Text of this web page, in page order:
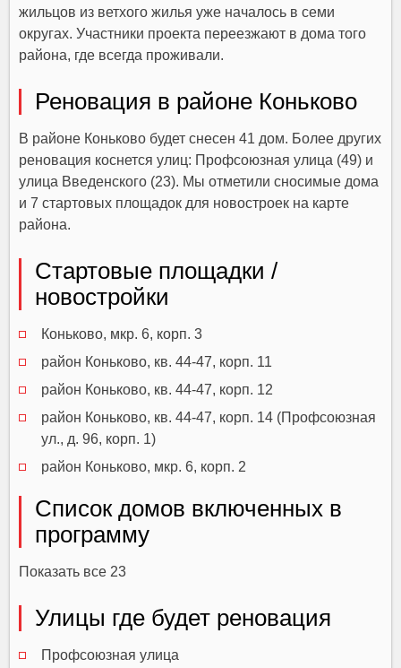
жильцов из ветхого жилья уже началось в семи
округах. Участники проекта переезжают в дома того
района, где всегда проживали.
Реновация в районе Коньково
В районе Коньково будет снесен 41 дом. Более других
реновация коснется улиц: Профсоюзная улица (49) и
улица Введенского (23). Мы отметили сносимые дома
и 7 стартовых площадок для новостроек на карте
района.
Стартовые площадки /
новостройки
Коньково, мкр. 6, корп. 3
район Коньково, кв. 44-47, корп. 11
район Коньково, кв. 44-47, корп. 12
район Коньково, кв. 44-47, корп. 14 (Профсоюзная
ул., д. 96, корп. 1)
район Коньково, мкр. 6, корп. 2
Список домов включенных в
программу
Показать все 23
Улицы где будет реновация
Профсоюзная улица